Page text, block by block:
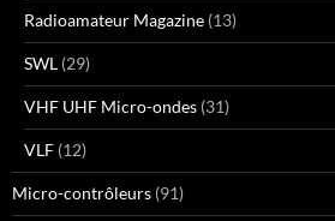
Radioamateur Magazine (13)
SWL (29)
VHF UHF Micro-ondes (31)
VLF (12)
Micro-contrôleurs (91)